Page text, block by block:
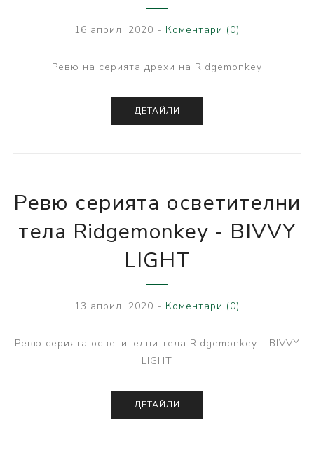
16 април, 2020 - Коментари (0)
Ревю на серията дрехи на Ridgemonkey
ДЕТАЙЛИ
Ревю серията осветителни
тела Ridgemonkey - BIVVY
LIGHT
13 април, 2020 - Коментари (0)
Ревю серията осветителни тела Ridgemonkey - BIVVY
LIGHT
ДЕТАЙЛИ